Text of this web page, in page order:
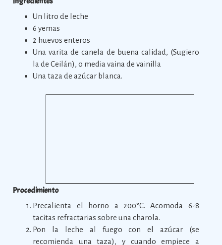
Un litro de leche
6 yemas
2 huevos enteros
Una varita de canela de buena calidad, (Sugiero
la de Ceilán), o media vaina de vainilla
Una taza de azúcar blanca.
Procedimiento
Precalienta el horno a 200°C. Acomoda 6-8
tacitas refractarias sobre una charola.
Pon la leche al fuego con el azúcar (se
recomienda una taza), y cuando empiece a